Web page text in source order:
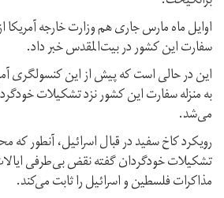
اوایل ماه مارس جاری هم وزارت خارجه آمریکا
سفارت این کشور در بیت‌المقدس خبر داد.
این در حالی است که پیش از این کنسولگری
به منزله سفارت این کشور نزد تشکیلات
می‌شد.
رویکرد کاخ سفید در قبال اسرائیل، آنطور
تشکیلات خودگردان گفته نقض بی‌طرفی
مذاکرات فلسطین و اسرائیل را ثابت می‌کند.